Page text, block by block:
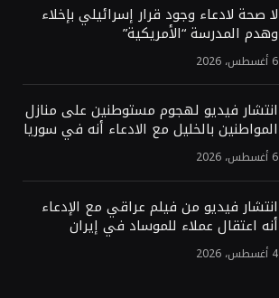
لا صحة لادعاء وجود قرار إسرائيلي بإخلاء
وهدم المدرسة “الأمريكية”
6 أغسطس، 2026
انتشار فيديو لهجوم مستوطنين على منازل
المواطنين بالخليل مع الادعاء أنه في سوريا
6 أغسطس، 2026
انتشار فيديو من فيلم عراقي مع الإدعاء
أنه اعتقال عملاء للموساد في إيران
4 أغسطس، 2026